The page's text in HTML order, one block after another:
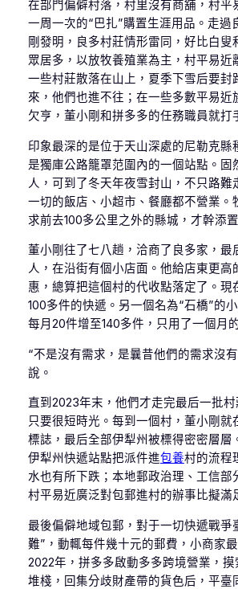
在部門偏僻村落，村里沒有商舖，村平
一周一次的“巴扎”購置生涯用品。走過
剛發明，良多村莊情形雷同，好比白叟
眾居多，以放牧養殖業為主，村平易近
一些村莊散落在山上，夏季下雪后要封
來，他們也進不往；在一些多數平易近
欠亨，董小剛和拼多多的任務職員就打
印象最深的是位于天山深處的尼勒克縣
是獨庫公路籠罩范圍內的一個站點。固
人，可到了冬天年夜雪封山，不只路難
一切的飯店、小超市、餐廳都不營業。
求前去100多公里之外的縣城，才幹添
董小剛往了七八趟，洽商了良多家，最
人，在沿街有個小店面。他給店東更高
惠，總算把這個村的代收點落定了。現
100多件的快遞。另一個名為“石橋”的
每月20件增至140多件，只用了一個月
“不是沒有需求，是曩昔他們的需求沒
說。
直到2023年末，他們才走完最后一批
只要很短時光。每到一個村，董小剛就
標誌，最后全部伊犁州被標得密密層層
伊犁州快遞站點把派件進包養村的流程
水也有所下跌；本地郵政治理、工信部
村平易近廣泛對包郵進村的辦事比擬滿
最後偏僻地域包郵，對于一切快遞戰爭
難”，動輒每件幾十元的郵費，小商家
2022年，拼多多啟動多多跨境營業，
堆棧，回集分歧財產帶的貨色后，平臺